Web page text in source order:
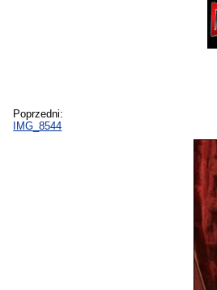
Poprzedni:
IMG_8544